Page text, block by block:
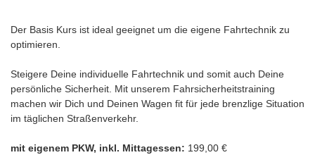
Der Basis Kurs ist ideal geeignet um die eigene Fahrtechnik zu
optimieren.
Steigere Deine individuelle Fahrtechnik und somit auch Deine
persönliche Sicherheit. Mit unserem Fahrsicherheitstraining
machen wir Dich und Deinen Wagen fit für jede brenzlige Situation
im täglichen Straßenverkehr.
mit eigenem PKW, inkl. Mittagessen: 199,00 €